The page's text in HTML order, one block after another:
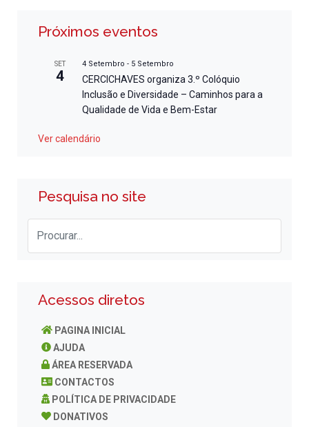
Próximos eventos
SET
4
4 Setembro - 5 Setembro
CERCICHAVES organiza 3.º Colóquio
Inclusão e Diversidade – Caminhos para a
Qualidade de Vida e Bem-Estar
Ver calendário
Pesquisa no site
Acessos diretos
PAGINA INICIAL
AJUDA
ÁREA RESERVADA
CONTACTOS
POLÍTICA DE PRIVACIDADE
DONATIVOS